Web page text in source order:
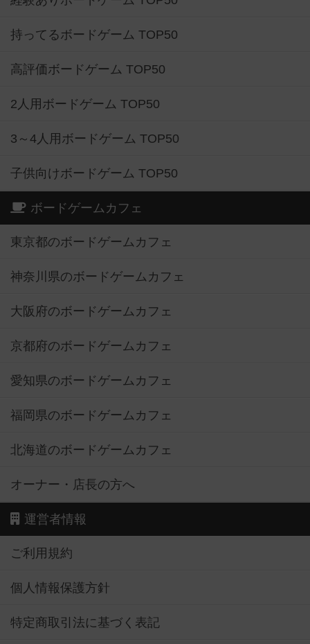
持ってるボードゲーム TOP50
高評価ボードゲーム TOP50
2人用ボードゲーム TOP50
3～4人用ボードゲーム TOP50
子供向けボードゲーム TOP50
ボードゲームカフェ
東京都のボードゲームカフェ
神奈川県のボードゲームカフェ
大阪府のボードゲームカフェ
京都府のボードゲームカフェ
愛知県のボードゲームカフェ
福岡県のボードゲームカフェ
北海道のボードゲームカフェ
オーナー・店長の方へ
運営者情報
ご利用規約
個人情報保護方針
特定商取引法に基づく表記